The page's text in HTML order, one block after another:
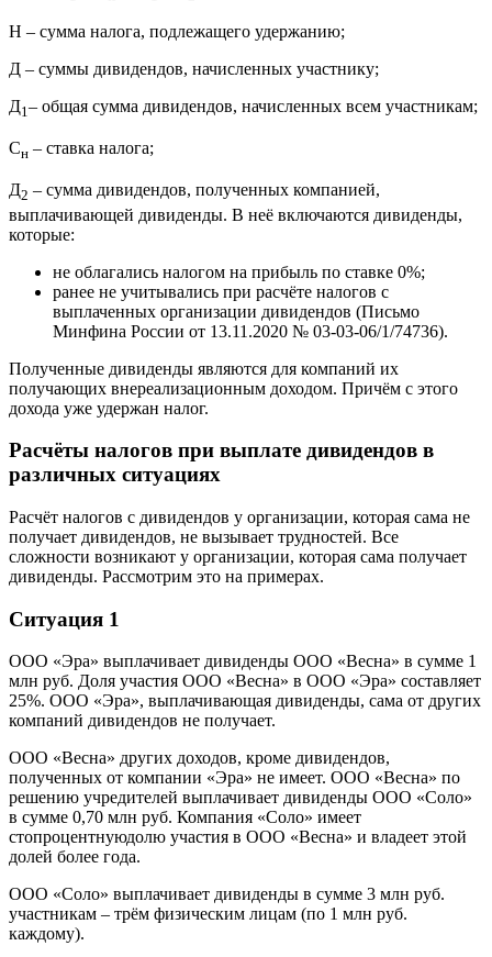
Н – сумма налога, подлежащего удержанию;
Д – суммы дивидендов, начисленных участнику;
Д1– общая сумма дивидендов, начисленных всем участникам;
Сн – ставка налога;
Д2 – сумма дивидендов, полученных компанией,
выплачивающей дивиденды. В неё включаются дивиденды,
которые:
не облагались налогом на прибыль по ставке 0%;
ранее не учитывались при расчёте налогов с
выплаченных организации дивидендов (Письмо
Минфина России от 13.11.2020 № 03-03-06/1/74736).
Полученные дивиденды являются для компаний их
получающих внереализационным доходом. Причём с этого
дохода уже удержан налог.
Расчёты налогов при выплате дивидендов в
различных ситуациях
Расчёт налогов с дивидендов у организации, которая сама не
получает дивидендов, не вызывает трудностей. Все
сложности возникают у организации, которая сама получает
дивиденды. Рассмотрим это на примерах.
Ситуация 1
ООО «Эра» выплачивает дивиденды ООО «Весна» в сумме 1
млн руб. Доля участия ООО «Весна» в ООО «Эра» составляет
25%. ООО «Эра», выплачивающая дивиденды, сама от других
компаний дивидендов не получает.
ООО «Весна» других доходов, кроме дивидендов,
полученных от компании «Эра» не имеет. ООО «Весна» по
решению учредителей выплачивает дивиденды ООО «Соло»
в сумме 0,70 млн руб. Компания «Соло» имеет
стопроцентнуюдолю участия в ООО «Весна» и владеет этой
долей более года.
ООО «Соло» выплачивает дивиденды в сумме 3 млн руб.
участникам – трём физическим лицам (по 1 млн руб.
каждому).